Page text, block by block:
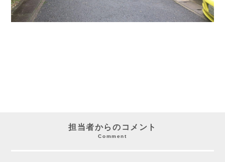
担当者からのコメント
Comment